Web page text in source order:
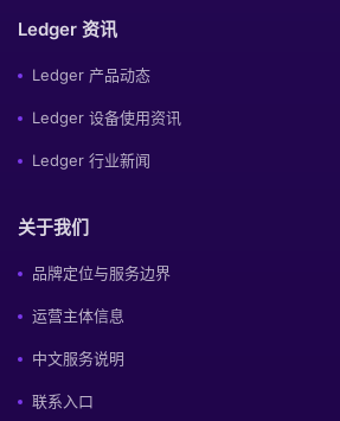
Ledger 资讯
Ledger 产品动态
Ledger 设备使用资讯
Ledger 行业新闻
关于我们
品牌定位与服务边界
运营主体信息
中文服务说明
联系入口